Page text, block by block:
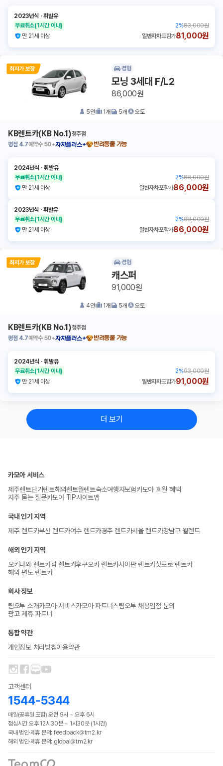
2023년식 ㆍ휘발유
무료취소(1시간 이내) 2%83,000원
만 21세 이상
일반자차포함가81,000원
경형
모닝 3세대 F/L2
86,000원
5인 1개 5개 오토
KB렌트카(KB No.1)청주점
평점 4.7예약수 50+자차플러스+ 반려동물 가능
2024년식 ㆍ휘발유
무료취소(1시간 이내) 2%88,000원
만 21세 이상
일반자차포함가86,000원
2023년식 ㆍ휘발유
무료취소(1시간 이내) 2%88,000원
만 21세 이상
일반자차포함가86,000원
경형
캐스퍼
91,000원
4인 1개 5개 오토
KB렌트카(KB No.1)청주점
평점 4.7예약수 50+자차플러스+ 반려동물 가능
2024년식 ㆍ휘발유
무료취소(1시간 이내) 2%93,000원
만 21세 이상
일반자차포함가91,000원
더 보기
카모아 서비스
제주렌트단기렌트해외렌트월렌트숙소여행자보험카모아 회원 혜택
자주 묻는 질문카모아 TIP사이트맵
국내 인기 지역
제주 렌트카부산 렌트카여수 렌트카경주 렌트카서울 렌트카강남구 월렌트
해외 인기 지역
오키나와 렌트카괌 렌트카후쿠오카 렌트카사이판 렌트카삿포로 렌트카
해외 편도 렌트카
회사 정보
팀오투 소개카모아 서비스카모아 파트너스팀오투 채용입점 문의
광고 제휴 파트너
통합 약관
개인정보 처리방침이용약관
고객센터
1544-5344
매일(공휴일 포함) 오전 9시 ~ 오후 6시
점심시간 오후 12시30분 ~ 1시30분 (1시간)
국내 법인·제휴 문의: feedback@tm2.kr
해외 법인·제휴 문의: global@tm2.kr